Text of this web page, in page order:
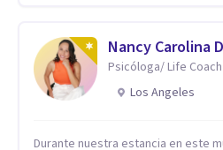
investigo. Siempre en la búsqueda
profesional.
Nancy Carolina
Psicóloga/ Life Coach
Los Angeles
Durante nuestra estancia en este